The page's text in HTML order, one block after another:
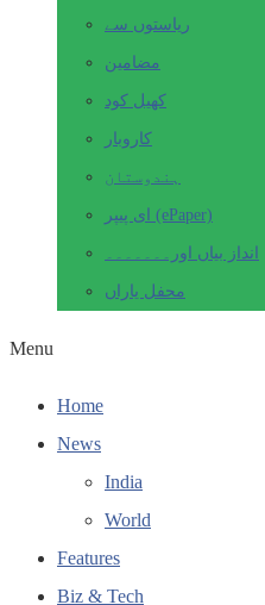
ریاستوں سے
مضامین
کھیل کود
کاروبار
ہندوستان
ای پیپر (ePaper)
انداز بیاں اور۔۔۔۔۔۔۔
محفل یاراں
Menu
Home
News
India
World
Features
Biz & Tech